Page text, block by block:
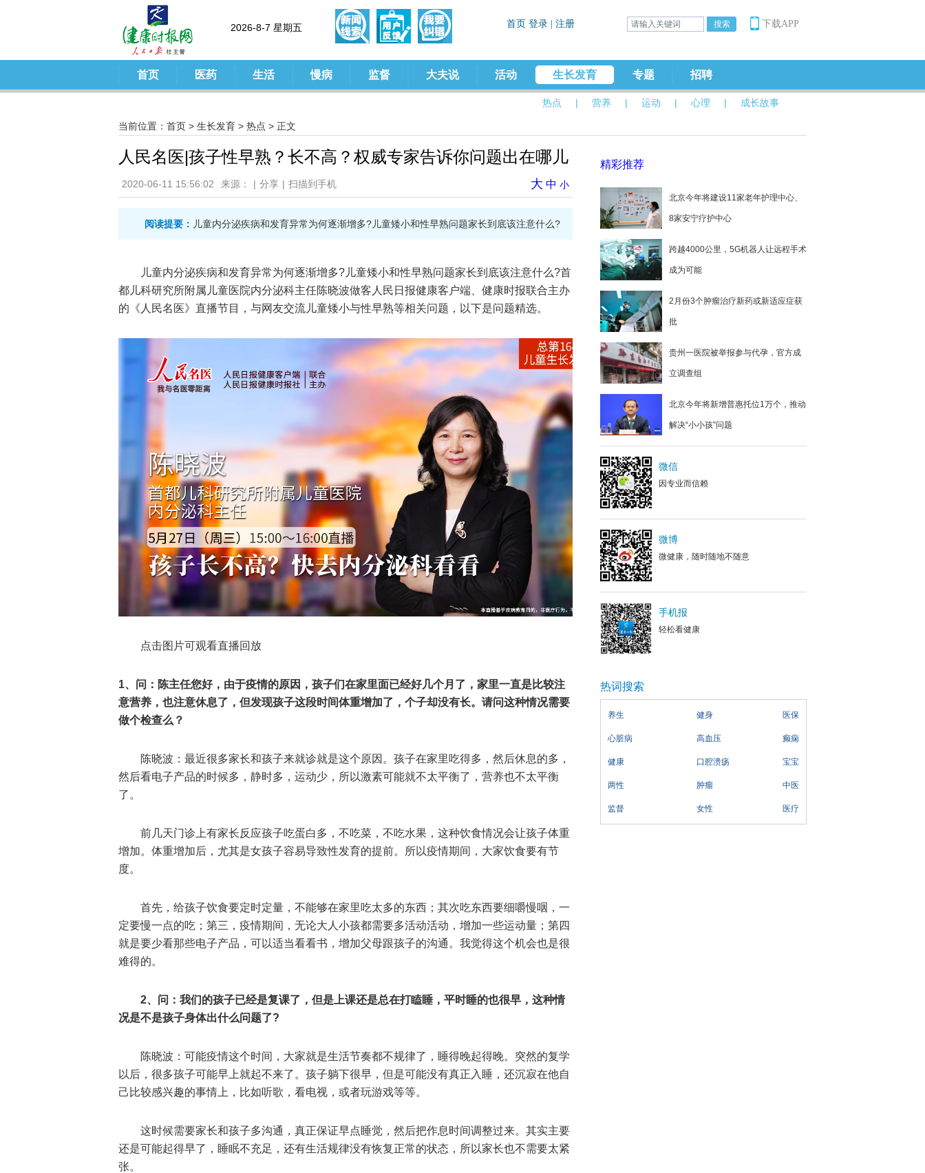
2026-8-7 星期五 下载APP
首页 医药 生活 慢病 监督 大夫说 活动 生长发育
热点 | 营养 | 运动 | 心理 | 成长故事
专题 招聘
当前位置： 首页 > 生长发育 > 热点 > 正文
人民名医|孩子性早熟？长不高？权威专家告诉你问题出在哪儿
2020-06-11 15:56:02 来源： | 分享 | 扫描到手机 大 中 小
阅读提要： 儿童内分泌疾病和发育异常为何逐渐增多?儿童矮小和性早熟问题家长到底该注意什么?
儿童内分泌疾病和发育异常为何逐渐增多?儿童矮小和性早熟问题家长到底该注意什么?首
都儿科研究所附属儿童医院内分泌科主任陈晓波做客人民日报健康客户端、健康时报联合主办
的《人民名医》直播节目，与网友交流儿童矮小与性早熟等相关问题，以下是问题精选。
点击图片可观看直播回放
1、问：陈主任您好，由于疫情的原因，孩子们在家里面已经好几个月了，家里一直是比较注
意营养，也注意休息了，但发现孩子这段时间体重增加了，个子却没有长。请问这种情况需要
做个检查么？
陈晓波：最近很多家长和孩子来就诊就是这个原因。孩子在家里吃得多，然后休息的多，
然后看电子产品的时候多，静时多，运动少，所以激素可能就不太平衡了，营养也不太平衡
了。
前几天门诊上有家长反应孩子吃蛋白多，不吃菜，不吃水果，这种饮食情况会让孩子体重
增加。体重增加后，尤其是女孩子容易导致性发育的提前。所以疫情期间，大家饮食要有节
度。
首先，给孩子饮食要定时定量，不能够在家里吃太多的东西；其次吃东西要细嚼慢咽，一
定要慢一点的吃；第三，疫情期间，无论大人小孩都需要多活动活动，增加一些运动量；第四
就是要少看那些电子产品，可以适当看看书，增加父母跟孩子的沟通。我觉得这个机会也是很
难得的。
2、问：我们的孩子已经是复课了，但是上课还是总在打瞌睡，平时睡的也很早，这种情
况是不是孩子身体出什么问题了?
陈晓波：可能疫情这个时间，大家就是生活节奏都不规律了，睡得晚起得晚。突然的复学
以后，很多孩子可能早上就起不来了。孩子躺下很早，但是可能没有真正入睡，还沉寂在他自
己比较感兴趣的事情上，比如听歌，看电视，或者玩游戏等等。
这时候需要家长和孩子多沟通，真正保证早点睡觉，然后把作息时间调整过来。其实主要
还是可能起得早了，睡眠不充足，还有生活规律没有恢复正常的状态，所以家长也不需要太紧
张。
精彩推荐
北京今年将建设11家老年护理中心、
8家安宁疗护中心
跨越4000公里，5G机器人让远程手术
成为可能
2月份3个肿瘤治疗新药或新适应症获
批
贵州一医院被举报参与代孕，官方成
立调查组
北京今年将新增普惠托位1万个，推动
解决“小小孩”问题
微信
因专业而信赖
微博
微健康，随时随地不随意
手机报
轻松看健康
热词搜索
养生 健身 医保
心脏病 高血压 癫痫
健康 口腔溃疡 宝宝
两性 肿瘤 中医
监督 女性 医疗